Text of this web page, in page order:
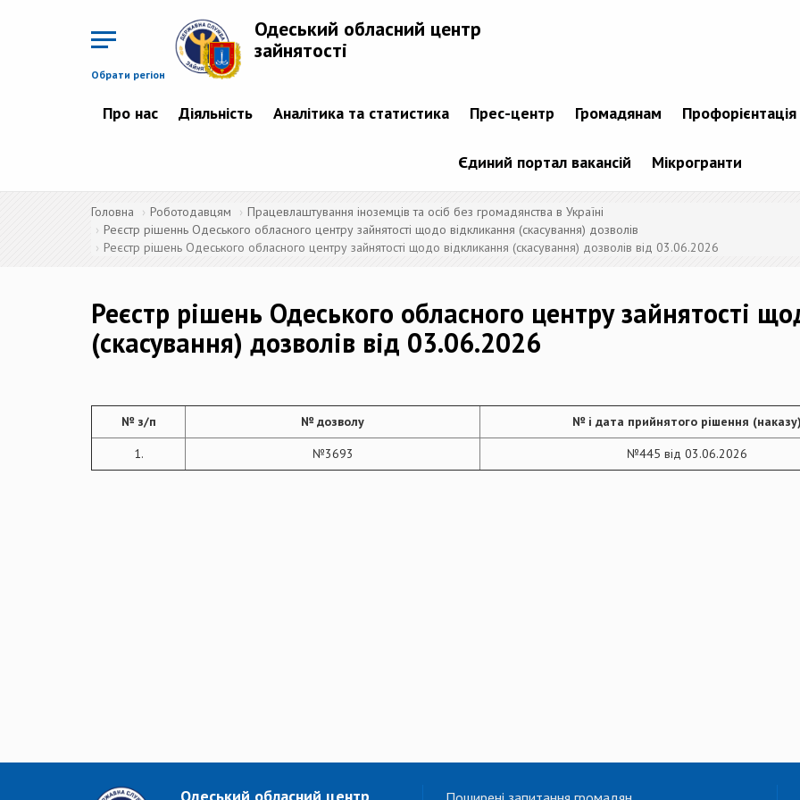
Обрати регіон
Одеський обласний центр
зайнятості
Про нас Діяльність Аналітика та статистика Прес-центр Громадянам Профорієнтація
Єдиний портал вакансій Мікрогранти
Головна Роботодавцям
Працевлаштування іноземців та осіб без громадянства в Україні
Реєстр рішеннь Одеського обласного центру зайнятості щодо відкликання (скасування) дозволів
Реєстр рішень Одеського обласного центру зайнятості щодо відкликання (скасування) дозволів від 03.06.2026
Реєстр рішень Одеського обласного центру зайнятості
(скасування) дозволів від 03.06.2026
№ з/п № дозволу
№ і дата прийнятого рішення (наказу)
1.
№3693 №445 від 03.06.2026